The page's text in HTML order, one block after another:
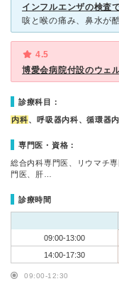
インフルエンザの検査
4.5
博愛会病院付設のウェ
診療科目：
内科、呼吸器内科、循環器
専門医・資格：
総合内科専門医、リウマチ
門医、肝…
診療時間
09:00-13:00
14:00-17:30
09:00-12:30